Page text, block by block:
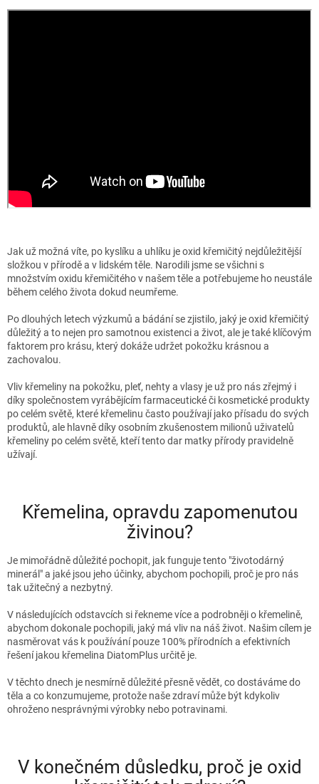
Jak už možná víte, po kyslíku a uhlíku je oxid křemičitý nejdůležitější
složkou v přírodě a v lidském těle. Narodili jsme se všichni s
množstvím oxidu křemičitého v našem těle a potřebujeme ho neustále
během celého života dokud neumřeme.
Po dlouhých letech výzkumů a bádání se zjistilo, jaký je oxid křemičitý
důležitý a to nejen pro samotnou existenci a život, ale je také klíčovým
faktorem pro krásu, který dokáže udržet pokožku krásnou a
zachovalou.
Vliv křemeliny na pokožku, pleť, nehty a vlasy je už pro nás zřejmý i
díky společnostem vyrábějícím farmaceutické či kosmetické produkty
po celém světě, které křemelinu často používají jako přísadu do svých
produktů, ale hlavně díky osobním zkušenostem milionů uživatelů
křemeliny po celém světě, kteří tento dar matky přírody pravidelně
užívají.
Křemelina, opravdu zapomenutou
živinou?
Je mimořádně důležité pochopit, jak funguje tento "životodárný
minerál" a jaké jsou jeho účinky, abychom pochopili, proč je pro nás
tak užitečný a nezbytný.
V následujících odstavcích si řekneme více a podrobněji o křemelině,
abychom dokonale pochopili, jaký má vliv na náš život. Našim cílem je
nasměrovat vás k používání pouze 100% přírodních a efektivních
řešení jakou křemelina DiatomPlus určitě je.
V těchto dnech je nesmírně důležité přesně vědět, co dostáváme do
těla a co konzumujeme, protože naše zdraví může být kdykoliv
ohroženo nesprávnými výrobky nebo potravinami.
V konečném důsledku, proč je oxid